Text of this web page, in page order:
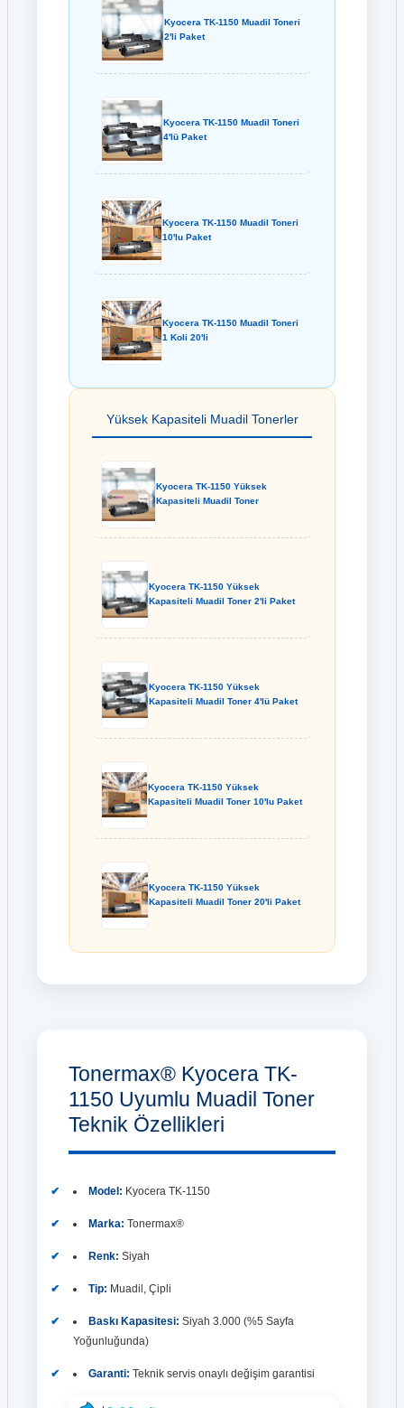
Kyocera TK-1150 Muadil Toneri
2'li Paket
Kyocera TK-1150 Muadil Toneri
4'lü Paket
Kyocera TK-1150 Muadil Toneri
10'lu Paket
Kyocera TK-1150 Muadil Toneri
1 Koli 20'li
Yüksek Kapasiteli Muadil Tonerler
Kyocera TK-1150 Yüksek
Kapasiteli Muadil Toner
Kyocera TK-1150 Yüksek
Kapasiteli Muadil Toner 2'li Paket
Kyocera TK-1150 Yüksek
Kapasiteli Muadil Toner 4'lü Paket
Kyocera TK-1150 Yüksek
Kapasiteli Muadil Toner 10'lu Paket
Kyocera TK-1150 Yüksek
Kapasiteli Muadil Toner 20'li Paket
Tonermax® Kyocera TK-
1150 Uyumlu Muadil Toner
Teknik Özellikleri
Model: Kyocera TK-1150
Marka: Tonermax®
Renk: Siyah
Tip: Muadil, Çipli
Baskı Kapasitesi: Siyah 3.000 (%5 Sayfa
Yoğunluğunda)
Garanti: Teknik servis onaylı değişim garantisi